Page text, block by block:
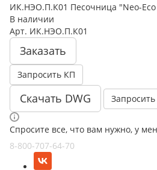
ИК.НЭО.П.К01 Песочница "Neo-Eco
В наличии
Арт. ИК.НЭО.П.К01
Заказать
Запросить КП
Скачать DWG Запросить
Спросите все, что вам нужно, у
8-800-707-64-70